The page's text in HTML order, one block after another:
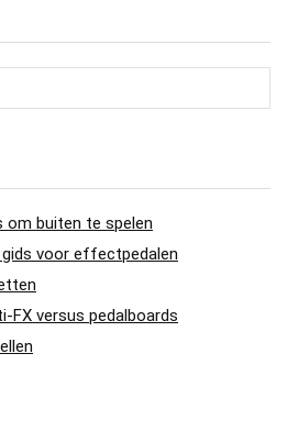
om buiten te spelen
gids voor effectpedalen
FX versus pedalboards